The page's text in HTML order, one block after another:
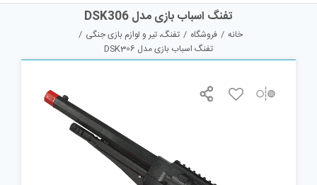
تفنگ اسباب بازی مدل DSK306
خانه / فروشگاه / تفنگ، تیر و لوازم بازی جنگی /
تفنگ اسباب بازی مدل DSK306